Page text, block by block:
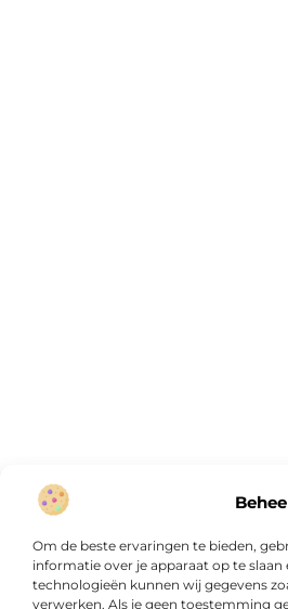
Om de beste ervaringen te bieden,
informatie over je apparaat op te
technologieën kunnen wij gegevens
verwerken. Als je geen toestemming